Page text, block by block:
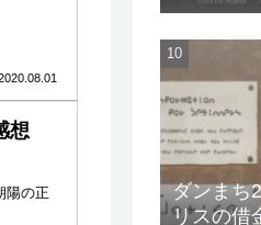
想
陽の正
ダンまち
リスの借